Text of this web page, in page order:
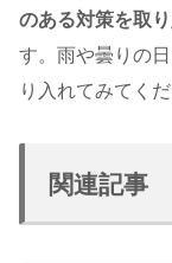
のある対策を取
す。雨や曇りの
り入れてみてくだ
関連記事